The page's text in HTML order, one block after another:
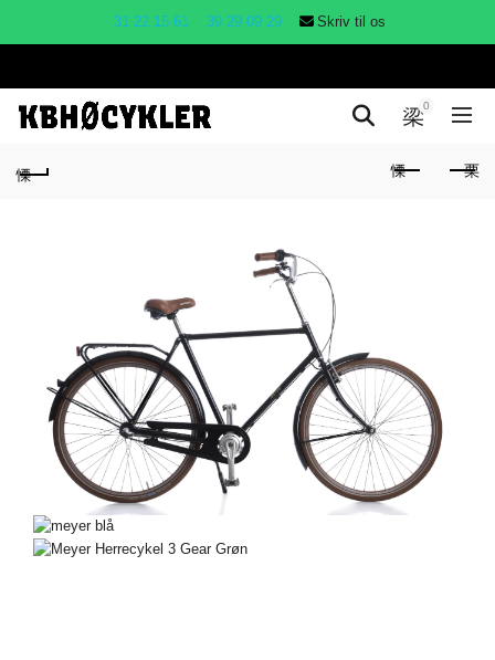
31 22 15 61 39 29 09 29 Skriv til os
0